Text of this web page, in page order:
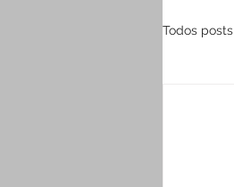
Todos posts